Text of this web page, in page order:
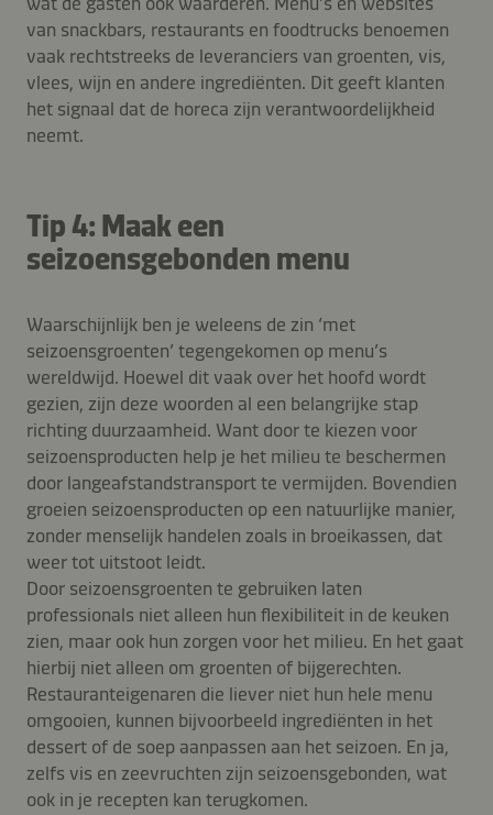
van snackbars, restaurants en foodtrucks benoemen
vaak rechtstreeks de leveranciers van groenten, vis,
vlees, wijn en andere ingrediënten. Dit geeft klanten
het signaal dat de horeca zijn verantwoordelijkheid
neemt.
Tip 4: Maak een
seizoensgebonden menu
Waarschijnlijk ben je weleens de zin ‘met
seizoensgroenten’ tegengekomen op menu’s
wereldwijd. Hoewel dit vaak over het hoofd wordt
gezien, zijn deze woorden al een belangrijke stap
richting duurzaamheid. Want door te kiezen voor
seizoensproducten help je het milieu te beschermen
door langeafstandstransport te vermijden. Bovendien
groeien seizoensproducten op een natuurlijke manier,
zonder menselijk handelen zoals in broeikassen, dat
weer tot uitstoot leidt.
Door seizoensgroenten te gebruiken laten
professionals niet alleen hun flexibiliteit in de keuken
zien, maar ook hun zorgen voor het milieu. En het gaat
hierbij niet alleen om groenten of bijgerechten.
Restauranteigenaren die liever niet hun hele menu
omgooien, kunnen bijvoorbeeld ingrediënten in het
dessert of de soep aanpassen aan het seizoen. En ja,
zelfs vis en zeevruchten zijn seizoensgebonden, wat
ook in je recepten kan terugkomen.